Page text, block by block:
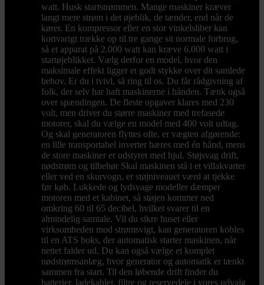
watt. Husk startstrømmen. Mange maskiner kræver
langt mere strøm i det øjeblik, de tænder, end når de
kører. En kompressor eller en stor vinkelsliber kan
kortvarigt trække op til tre gange sit normale forbrug,
så et apparat på 2.000 watt kan kræve 6.000 watt i
startøjeblikket. Vælg derfor en model, hvor den
maksimale effekt ligger et godt stykke over dit samlede
behov. Er du i tvivl, så ring til os. Du får rådgivning af
folk, der selv har haft maskinerne i hånden. Tænk også
over spændingen. De fleste opgaver klares med 230
volt, men driver du større maskiner med trefasede
motorer, skal du vælge en model med 400 volt udtag.
Og skal generatoren flyttes ofte, er vægten afgørende:
en lille transportabel inverter bæres med én hånd, mens
de store maskiner er udstyret med hjul. Støjsvag drift,
nødstrøm og tilbehør Skal maskinen stå i et villakvarter
eller ved en skurvogn, er støjniveauet værd at tjekke
før køb. Lukkede og lydsvage modeller dæmper
motoren med et kabinet, så støjen kommer ned
omkring 60 til 65 decibel, hvilket svarer til en
almindelig samtale. Vil du sikre huset eller
virksomheden mod strømsvigt, kan generatoren kobles
til en ATS boks, der automatisk starter maskinen, når
nettet falder ud. Du kan også vælge et komplet
nødstrømsanlæg, hvor generator og automatik er tænkt
sammen fra start. Til den løbende drift finder du
batterier, ladekabler, filtre og reservedele i vores udvalg